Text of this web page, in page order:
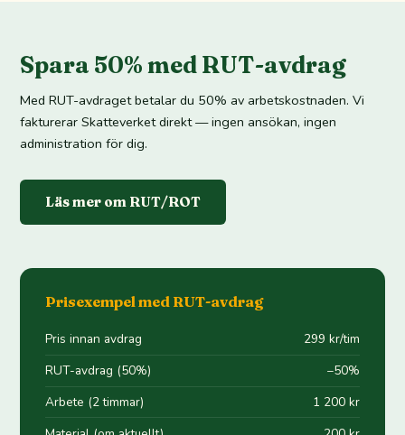
Spara 50% med RUT-avdrag
Med RUT-avdraget betalar du 50% av arbetskostnaden. Vi
fakturerar Skatteverket direkt — ingen ansökan, ingen
administration för dig.
Läs mer om RUT/ROT
Prisexempel med RUT-avdrag
Pris innan avdrag
299 kr/tim
RUT-avdrag (50%)
−50%
Arbete (2 timmar)
1 200 kr